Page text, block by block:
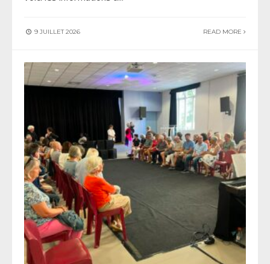
9 JUILLET 2026 READ MORE